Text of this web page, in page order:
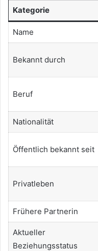
Kategorie
Name
Bekannt durch
Beruf
Nationalität
Öffentlich bekannt seit
Privatleben
Frühere Partnerin
Aktueller
Beziehungsstatus